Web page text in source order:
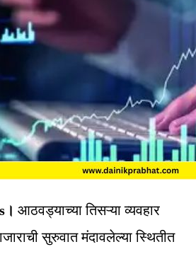
आठवड्याच्या तिसऱ्या व्यवहार
सुरुवात मंदावलेल्या स्थितीत